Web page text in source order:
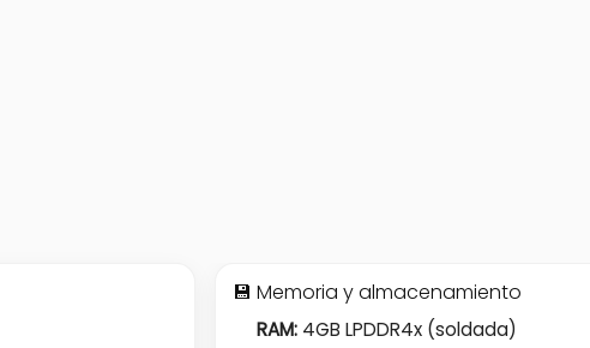
💾 Memoria y almacenamiento
RAM: 4GB LPDDR4x (soldada)